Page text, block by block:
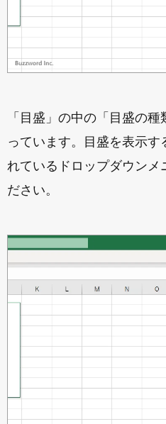
「目盛」の中の「目盛の
っています。目盛を表示す
れているドロップダウンメ
ださい。